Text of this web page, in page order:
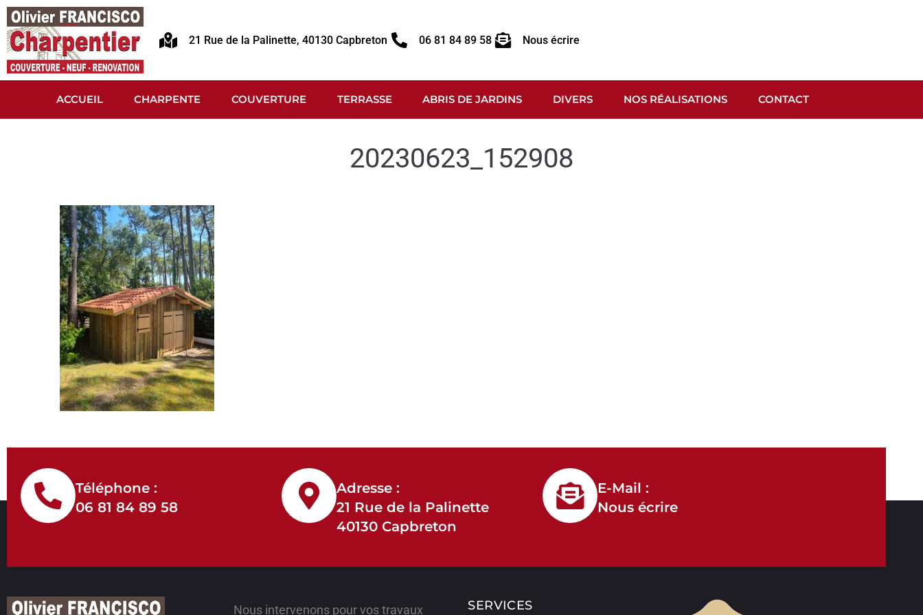
21 Rue de la Palinette, 40130 Capbreton 06 81 84 89 58 Nous écrire
ACCUEIL CHARPENTE COUVERTURE TERRASSE ABRIS DE JARDINS DIVERS NOS RÉALISATIONS CONTACT
20230623_152908
Téléphone :
06 81 84 89 58
Adresse :
21 Rue de la Palinette
40130 Capbreton
E-Mail :
Nous écrire
Nous intervenons pour vos travaux SERVICES